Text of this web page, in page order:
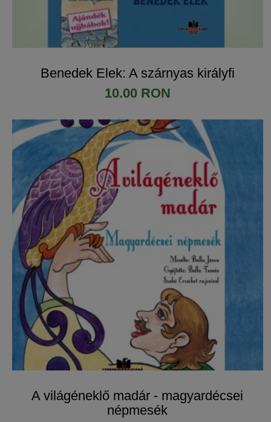
Benedek Elek: A szárnyas királyfi
10.00 RON
A világéneklő madár - magyardécsei
népmesék